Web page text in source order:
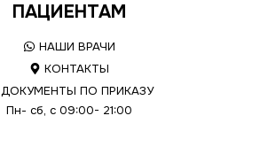
ПАЦИЕНТАМ
НАШИ ВРАЧИ
КОНТАКТЫ
ДОКУМЕНТЫ ПО ПРИКАЗУ
Пн- сб, с 09:00- 21:00